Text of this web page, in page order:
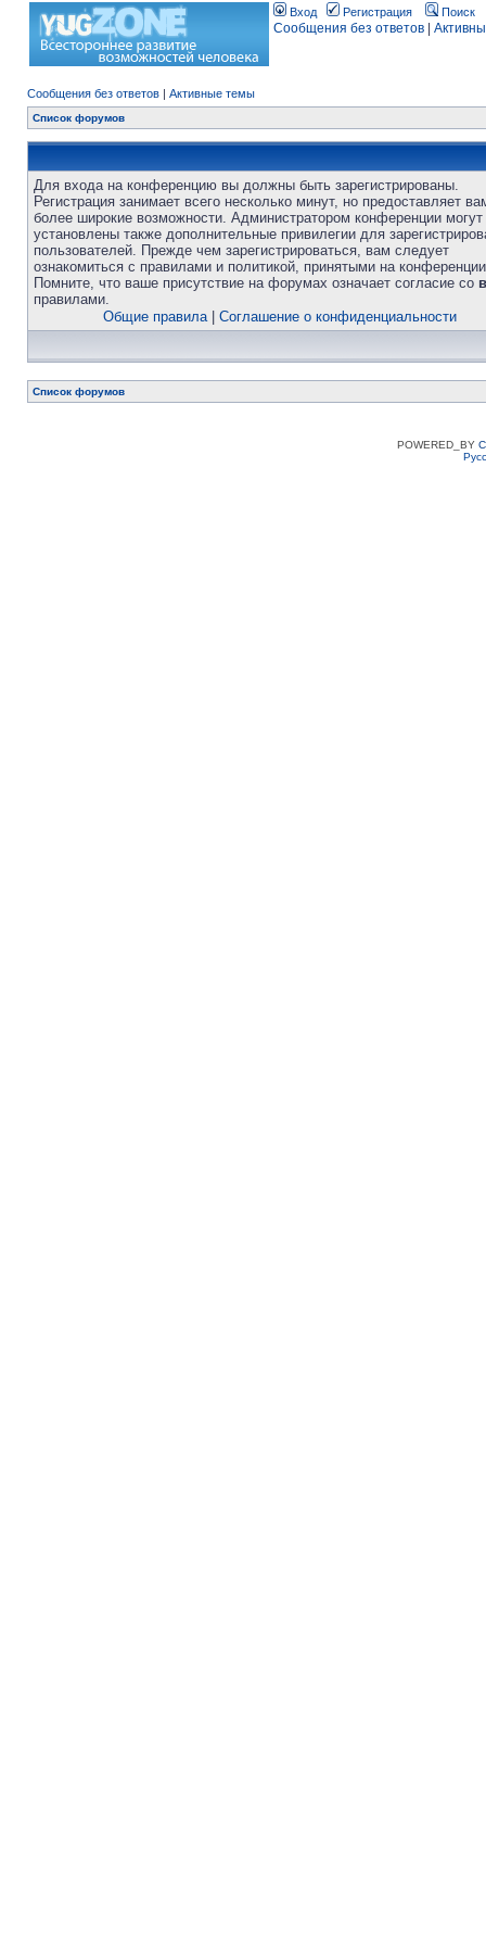
Вход Регистрация Поиск
Сообщения без ответов
Сообщения без ответов | Активные темы
Список форумов
Для входа на конференцию вы должны быть зарегистрированы.
Регистрация занимает всего несколько минут, но предоставляет
более широкие возможности. Администратором конференции
установлены также дополнительные привилегии для
пользователей. Прежде чем зарегистрироваться, вам следует
ознакомиться с правилами и политикой, принятыми на
Помните, что ваше присутствие на форумах означает согласие со
правилами.
Общие правила| Соглашение о конфиденциальности
Список форумов
POWERED_BY